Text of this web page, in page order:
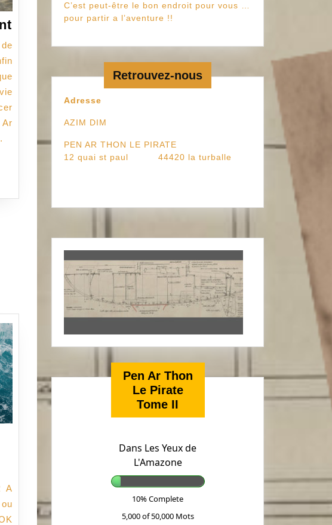
le
confinement
A
C’est peut-être le bon endroit pour vous …
pour partir a l’aventure !!
Retrouvez-nous
Adresse
AZIM DIM
PEN AR THON LE PIRATE
12 quai st paul 44420 la turballe
Pen Ar Thon
Le Pirate
Tome II
Dans Les Yeux de
L'Amazone
10% Complete
5,000 of 50,000 Mots